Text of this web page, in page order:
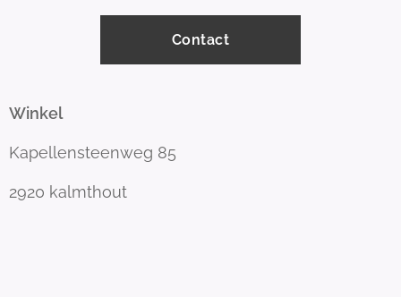
Contact
Winkel
Kapellensteenweg 85
2920 kalmthout